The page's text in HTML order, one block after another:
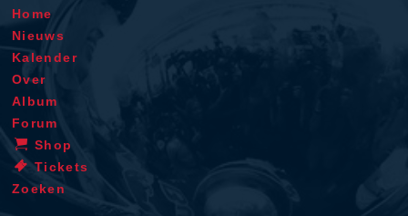
Home
Nieuws
Kalender
Over
Album
Forum
Shop
Tickets
Zoeken